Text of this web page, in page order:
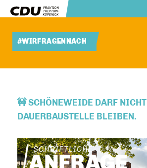
#WIRFRAGENNACH
🚧 SCHÖNEWEIDE DARF NICHT
DAUERBAUSTELLE BLEIBEN.